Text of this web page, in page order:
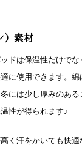
）素材
ッドは保温性だけで
に使用できます。綿
には少し厚みのあ
性が得られます♪
高く汗をかいても快